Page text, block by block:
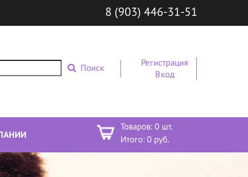
8 (903) 446-31-51
Поиск
Регистрация
Вход
Товаров: 0 шт.
Итого: 0 руб.